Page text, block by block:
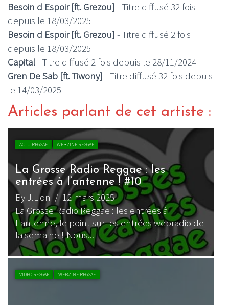
Besoin d Espoir [ft. Grezou] - Titre diffusé 32 fois
depuis le 18/03/2025
Besoin d Espoir [ft. Grezou] - Titre diffusé 2 fois
depuis le 18/03/2025
Capital- Titre diffusé 2 fois depuis le 28/11/2024
Gren De Sab [ft. Tiwony] - Titre diffusé 32 fois depuis
le 14/03/2025
Articles parlant de cet artiste :
ACTU REGGAE WEBZINE REGGAE
La Grosse Radio Reggae : les
entrées à l’antenne ! #10
By J.Lion/ 12 mars 2025
La Grosse Radio Reggae : les entrées à
l'antenne, le point sur les entrées webradio de
la semaine ! Nous...
VIDEO REGGAE WEBZINE REGGAE